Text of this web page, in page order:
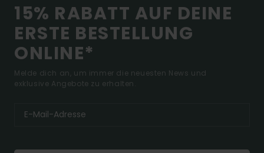
15% RABATT AUF DEINE
ERSTE BESTELLUNG
ONLINE*
Melde dich an, um immer die neuesten News und
exklusive Angebote zu erhalten.